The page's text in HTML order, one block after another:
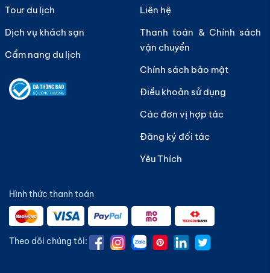
Tour du lịch
Dịch vụ khách sạn
Cẩm nang du lịch
Liên hệ
Thanh toán & Chính sách
vận chuyển
Chính sách bảo mật
Điều khoản sử dụng
Các đơn vị hợp tác
Đăng ký đối tác
Yêu Thích
Hình thức thanh toán
Theo dõi chúng tôi: